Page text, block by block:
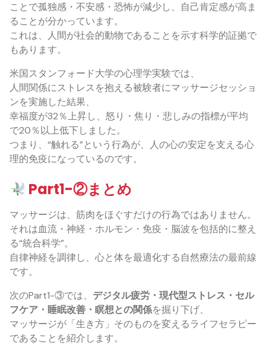
ことで孤独感・不安感・恐怖が減少し、自己肯定感が高ま
ることが分かっています。
これは、人間が社会的動物であることを示す科学的証拠で
もあります。
米国スタンフォード大学の心理学実験では、
人間関係にストレスを抱える被験者にマッサージセッショ
ンを実施した結果、
幸福度が32％上昇し、怒り・焦り・悲しみの指標が平均
で20％以上低下しました。
つまり、“触れる”という行為が、人の心の安定を支える心
理的免疫になっているのです。
Part1-②まとめ
マッサージは、筋肉をほぐすだけの行為ではありません。
それは血流・神経・ホルモン・免疫・脳波を包括的に整え
る“統合科学”。
自律神経を調律し、心と体を最適化する自然療法の最前線
です。
次のPart1-③では、 デジタル疲労・現代型ストレス・セル
フケア・睡眠改善・瞑想との関係を掘り下げ、
マッサージが「生き方」そのものを変えるライフセラピー
であることを紹介します。